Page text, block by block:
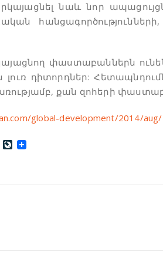
նաև նոր
փաստաբաններն
դիտորդներ:
քան զոհերի
global-development/2014/
Odnoklassniki
LiveJournal